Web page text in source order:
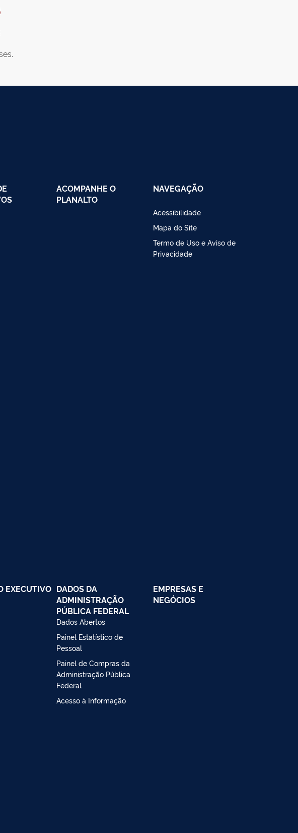
ACOMPANHE O
PLANALTO
NAVEGAÇÃO
Acessibilidade
Mapa do Site
Termo de Uso e Aviso de
Privacidade
EXECUTIVO DADOS DA
ADMINISTRAÇÃO
PÚBLICA FEDERAL
Dados Abertos
Painel Estatístico de
Pessoal
Painel de Compras da
Administração Pública
Federal
Acesso à Informação
EMPRESAS E
NEGÓCIOS